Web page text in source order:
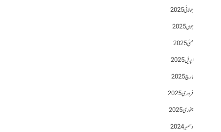
جولائی 2025
جون 2025
مئی 2025
اپریل 2025
مارچ 2025
فروری 2025
جنوری 2025
دسمبر 2024